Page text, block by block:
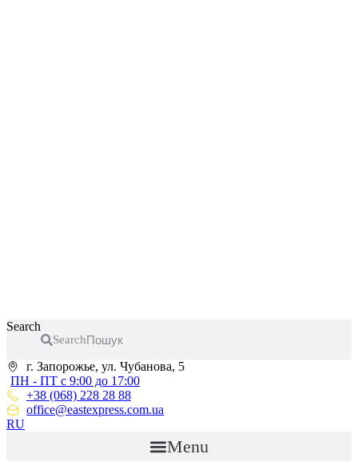
Search
Search
г. Запорожье, ул. Чубанова, 5
ПН - ПТ с 9:00 до 17:00
+38 (068) 228 28 88
office@eastexpress.com.ua
RU
Menu